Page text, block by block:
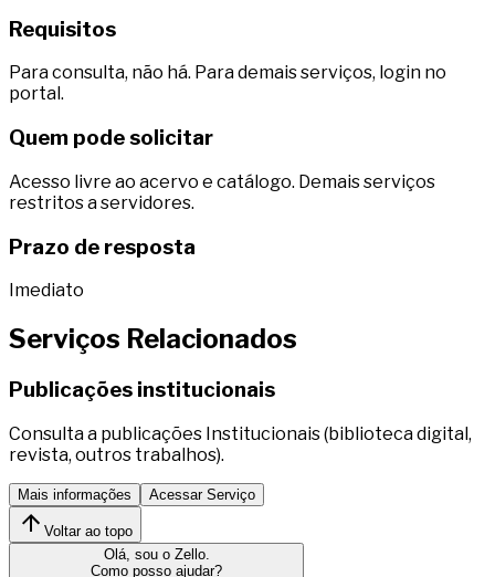
Requisitos
Para consulta, não há. Para demais serviços, login no
portal.
Quem pode solicitar
Acesso livre ao acervo e catálogo. Demais serviços
restritos a servidores.
Prazo de resposta
Imediato
Serviços Relacionados
Publicações institucionais
Consulta a publicações Institucionais (biblioteca digital,
revista, outros trabalhos).
Mais informações Acessar Serviço
Voltar ao topo
Olá, sou o Zello.
Como posso ajudar?